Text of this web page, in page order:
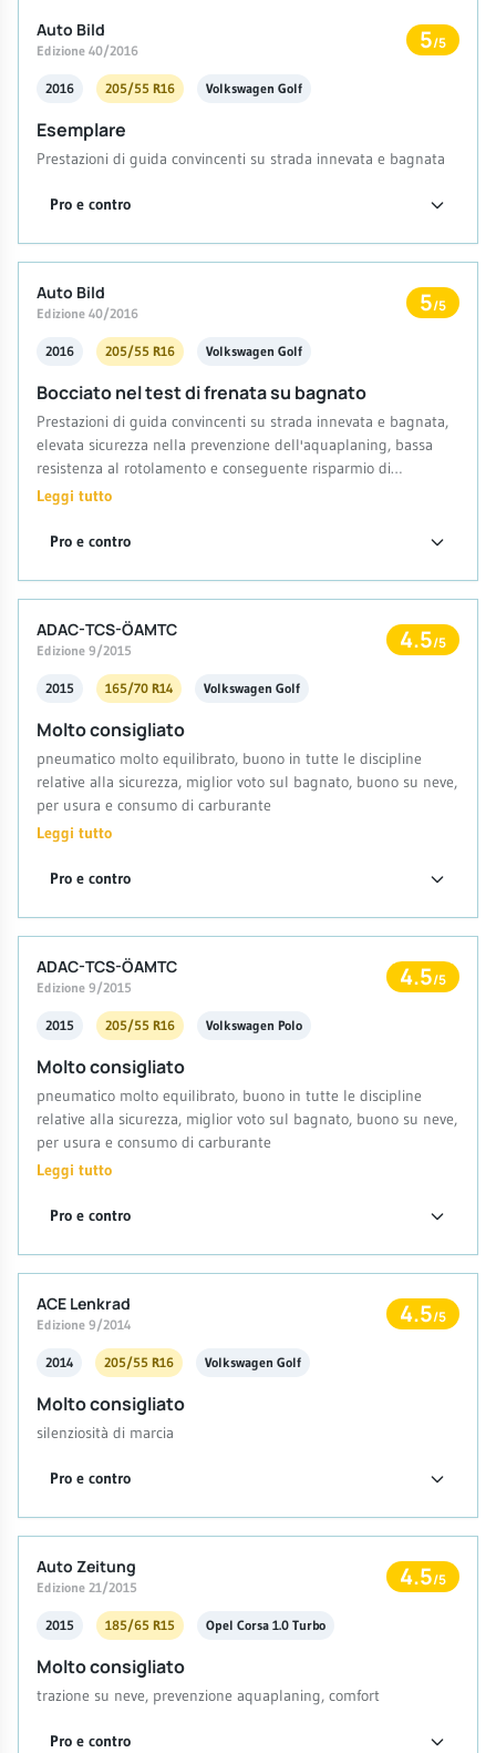
Auto Bild
Edizione 40/2016 5/5
2016 205/55 R16 Volkswagen Golf
Esemplare
Prestazioni di guida convincenti su strada innevata e bagnata
Pro e contro
Auto Bild
Edizione 40/2016 5/5
2016 205/55 R16 Volkswagen Golf
Bocciato nel test di frenata su bagnato
Prestazioni di guida convincenti su strada innevata e bagnata,
elevata sicurezza nella prevenzione dell'aquaplaning, bassa
resistenza al rotolamento e conseguente risparmio di
carburante
Leggi tutto
Pro e contro
ADAC-TCS-ÖAMTC
Edizione 9/2015 4.5/5
2015 165/70 R14 Volkswagen Golf
Molto consigliato
pneumatico molto equilibrato, buono in tutte le discipline
relative alla sicurezza, miglior voto sul bagnato, buono su neve,
per usura e consumo di carburante
Leggi tutto
Pro e contro
ADAC-TCS-ÖAMTC
Edizione 9/2015 4.5/5
2015 205/55 R16 Volkswagen Polo
Molto consigliato
pneumatico molto equilibrato, buono in tutte le discipline
relative alla sicurezza, miglior voto sul bagnato, buono su neve,
per usura e consumo di carburante
Leggi tutto
Pro e contro
ACE Lenkrad
Edizione 9/2014 4.5/5
2014 205/55 R16 Volkswagen Golf
Molto consigliato
silenziosità di marcia
Pro e contro
Auto Zeitung
Edizione 21/2015 4.5/5
2015 185/65 R15 Opel Corsa 1.0 Turbo
Molto consigliato
trazione su neve, prevenzione aquaplaning, comfort
Pro e contro